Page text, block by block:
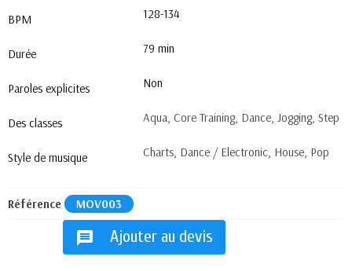
BPM 128-134
Durée 79 min
Paroles explicites Non
Des classes Aqua, Core Training, Dance, Jogging, Step
Style de musique Charts, Dance / Electronic, House, Pop
Référence MOV003
message Ajouter au devis